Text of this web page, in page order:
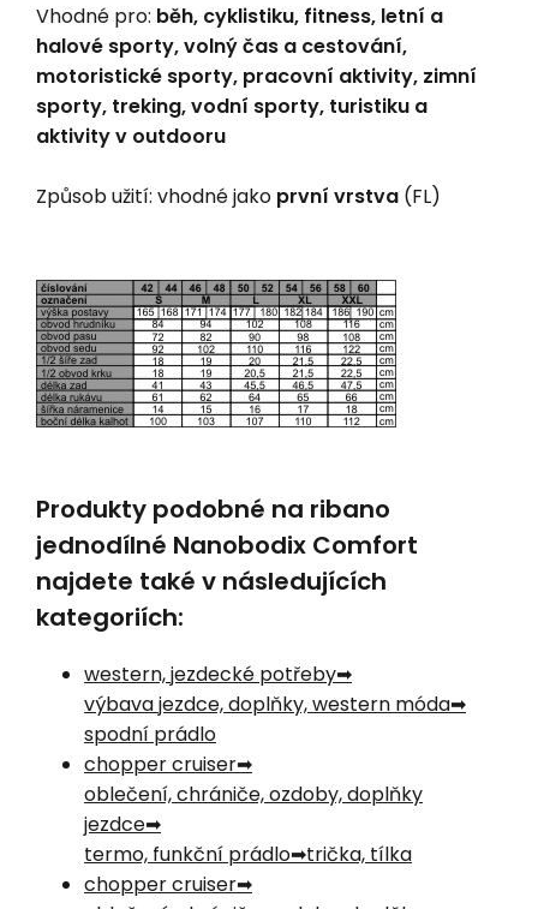
Vhodné pro: běh, cyklistiku, fitness, letní a
halové sporty, volný čas a cestování,
motoristické sporty, pracovní aktivity, zimní
sporty, treking, vodní sporty, turistiku a
aktivity v outdooru
Způsob užití: vhodné jako první vrstva (FL)
Produkty podobné na ribano
jednodílné Nanobodix Comfort
najdete také v následujících
kategoriích:
western, jezdecké potřeby
výbava jezdce, doplňky, western móda
spodní prádlo
chopper cruiser
oblečení, chrániče, ozdoby, doplňky
jezdce
termo, funkční prádlo
trička, tílka
chopper cruiser